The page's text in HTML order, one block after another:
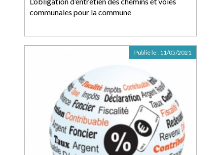
communales pour la commune
Publié le : 11/05/2021